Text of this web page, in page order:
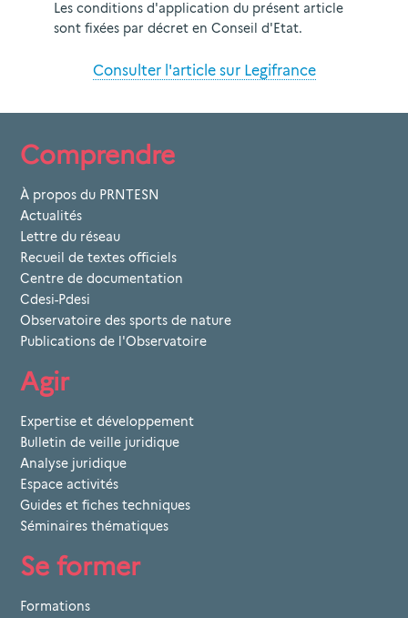
Les conditions d'application du présent article
sont fixées par décret en Conseil d'Etat.
Consulter l'article sur Legifrance
Comprendre
À propos du PRNTESN
Actualités
Lettre du réseau
Recueil de textes officiels
Centre de documentation
Cdesi-Pdesi
Observatoire des sports de nature
Publications de l'Observatoire
Agir
Expertise et développement
Bulletin de veille juridique
Analyse juridique
Espace activités
Guides et fiches techniques
Séminaires thématiques
Se former
Formations